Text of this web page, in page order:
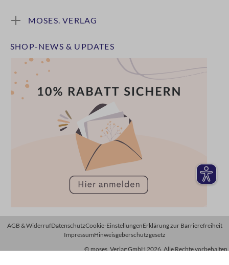
MOSES. VERLAG
SHOP-NEWS & UPDATES
AGB & WiderrufDatenschutzCookie-EinstellungenErklärung zur Barrierefreiheit
ImpressumHinweisgeberschutzgesetz
© moses. Verlag GmbH 2026. Alle Rechte vorbehalten.